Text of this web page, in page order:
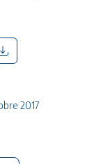
2017